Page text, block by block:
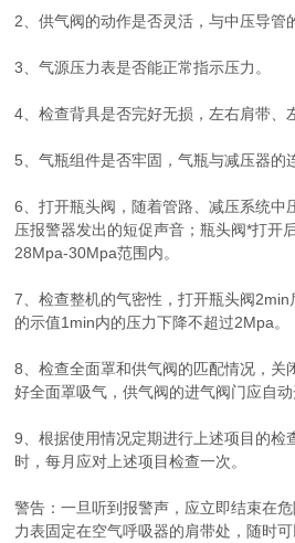
2、供气阀的动作是否灵活，与中压导管
3、气源压力表是否能正常指示压力。
4、检查背具是否完好无损，左右肩带、
5、气瓶组件是否牢固，气瓶与减压器的
6、打开瓶头阀，随着管路、减压系统中
压报警器发出的短促声音；瓶头阀*打开
28Mpa-30Mpa范围内。
7、检查整机的气密性，打开瓶头阀
的示值1min内的压力下降不超过2Mpa。
8、检查全面罩和供气阀的匹配情况，关
好全面罩吸气，供气阀的进气阀门应自动
9、根据使用情况定期进行上述项目的检
时，每月应对上述项目检查一次。
警告：一旦听到报警声，应立即结束在
力表固定在空气呼吸器的肩带处，随时